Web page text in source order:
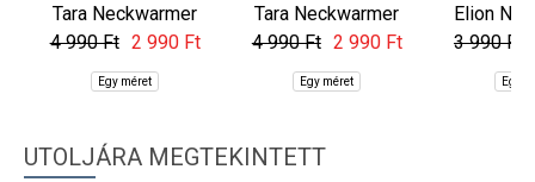
Tara Neckwarmer
4 990 Ft 2 990 Ft
Egy méret
Tara Neckwarmer
4 990 Ft 2 990 Ft
Egy méret
Elion
3 990 Ft
Egy
UTOLJÁRA MEGTEKINTETT